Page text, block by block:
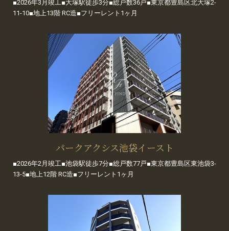
■2026年3月竣工■大塚駅徒歩3分■総戸数36戸■東京都豊島区北大塚2-
11-10■地上13階 RC造■フリーレント1ヶ月
パークアクシス池袋イースト
■2026年2月竣工■池袋駅徒歩7分■総戸数77戸■東京都豊島区東池袋3-
13-5■地上12階 RC造■フリーレント1ヶ月